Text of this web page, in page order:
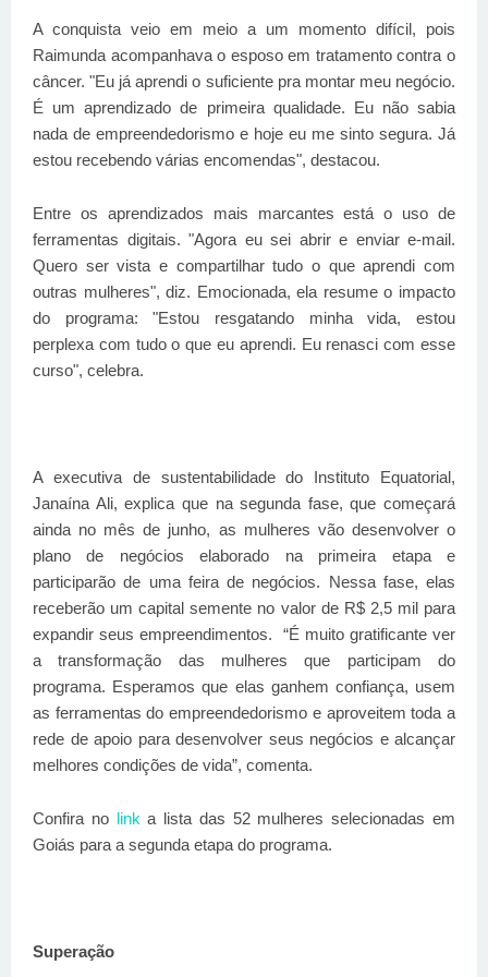
A conquista veio em meio a um momento difícil, pois
Raimunda acompanhava o esposo em tratamento contra o
câncer. "Eu já aprendi o suficiente pra montar meu negócio.
É um aprendizado de primeira qualidade. Eu não sabia
nada de empreendedorismo e hoje eu me sinto segura. Já
estou recebendo várias encomendas", destacou.
Entre os aprendizados mais marcantes está o uso de
ferramentas digitais. "Agora eu sei abrir e enviar e-mail.
Quero ser vista e compartilhar tudo o que aprendi com
outras mulheres", diz. Emocionada, ela resume o impacto
do programa: "Estou resgatando minha vida, estou
perplexa com tudo o que eu aprendi. Eu renasci com esse
curso", celebra.
A executiva de sustentabilidade do Instituto Equatorial,
Janaína Ali, explica que na segunda fase, que começará
ainda no mês de junho, as mulheres vão desenvolver o
plano de negócios elaborado na primeira etapa e
participarão de uma feira de negócios. Nessa fase, elas
receberão um capital semente no valor de R$ 2,5 mil para
expandir seus empreendimentos.
“É muito gratificante ver
a transformação das mulheres que participam do
programa. Esperamos que elas ganhem confiança, usem
as ferramentas do empreendedorismo e aproveitem toda a
rede de apoio para desenvolver seus negócios e alcançar
melhores condições de vida”, comenta.
Confira no linka lista das 52 mulheres selecionadas em
Goiás para a segunda etapa do programa.
Superação